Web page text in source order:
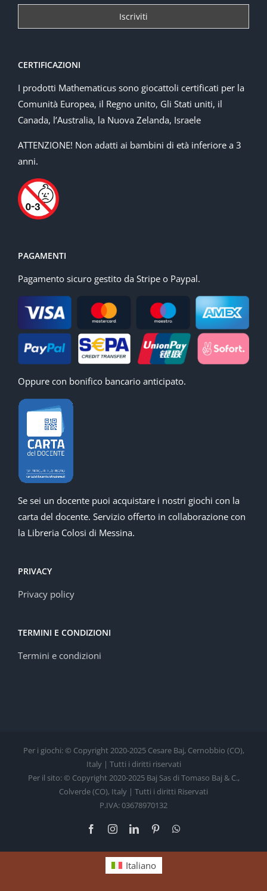
CERTIFICAZIONI
I prodotti Mathematicus sono giocattoli certificati per la
Comunità Europea, il Regno unito, Gli Stati uniti, il
Canada, l’Australia, la Nuova Zelanda, Israele
ATTENZIONE! Non adatti ai bambini di età inferiore a 3
anni.
PAGAMENTI
Pagamento sicuro gestito da Stripe o Paypal.
Oppure con bonifico bancario anticipato.
Se sei un docente puoi acquistare i nostri giochi con la
carta del docente. Servizio offerto in collaborazione con
la Libreria Colosi di Messina.
PRIVACY
Privacy policy
TERMINI E CONDIZIONI
Termini e condizioni
Per i giochi: © Copyright 2020-2025 Cesare Baj, Cernobbio (CO),
Italy | Tutti i diritti riservati
Per il sito: © Copyright 2020-2025 Baj Sas di Tomaso Baj & C.,
Colverde (CO), Italy | Tutti i diritti Riservati
P.IVA: 03678970132
FacebookInstagramLinkedInPinterest
Italiano